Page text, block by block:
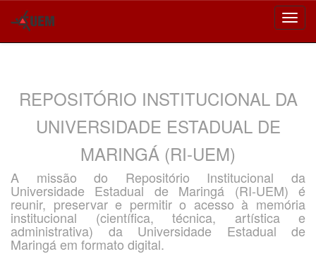
REPOSITÓRIO INSTITUCIONAL DA
UNIVERSIDADE ESTADUAL DE
MARINGÁ (RI-UEM)
A missão do Repositório Institucional da
Universidade Estadual de Maringá (RI-UEM) é
reunir, preservar e permitir o acesso à memória
institucional (científica, técnica, artística e
administrativa) da Universidade Estadual de
Maringá em formato digital.